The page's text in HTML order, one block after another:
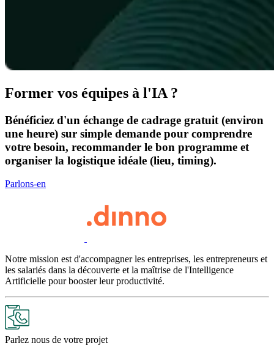
Former vos équipes à l'IA ?
Bénéficiez d'un échange de cadrage gratuit (environ
une heure) sur simple demande pour comprendre
votre besoin, recommander le bon programme et
organiser la logistique idéale (lieu, timing).
Parlons-en
Notre mission est d'accompagner les entreprises, les entrepreneurs et
les salariés dans la découverte et la maîtrise de l'Intelligence
Artificielle pour booster leur productivité.
Parlez nous de votre projet